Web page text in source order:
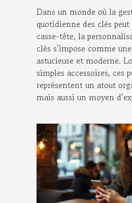
Dans un monde où la
quotidienne des clés
casse-tête, la
clés s’impose comme
astucieuse et moderne.
simples accessoires, ces
représentent un atout
mais aussi un moyen